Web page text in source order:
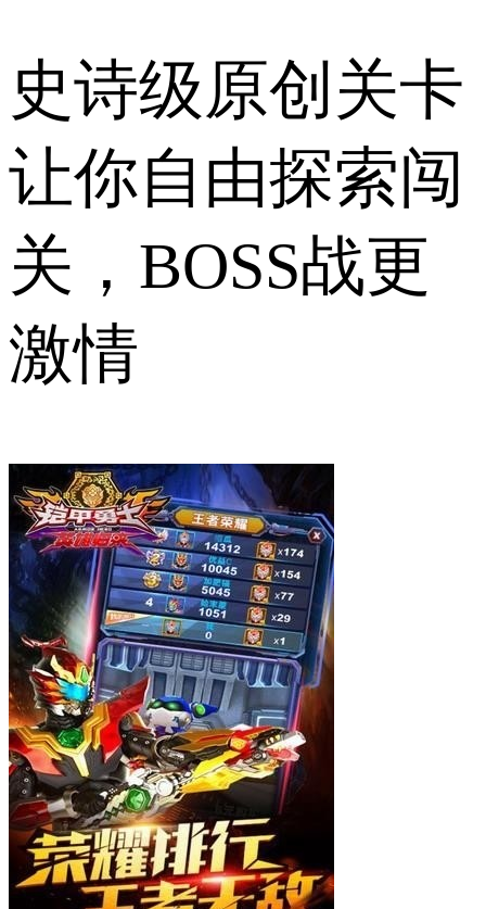
史诗级原创关卡
让你自由探索闯
关，BOSS战更
激情